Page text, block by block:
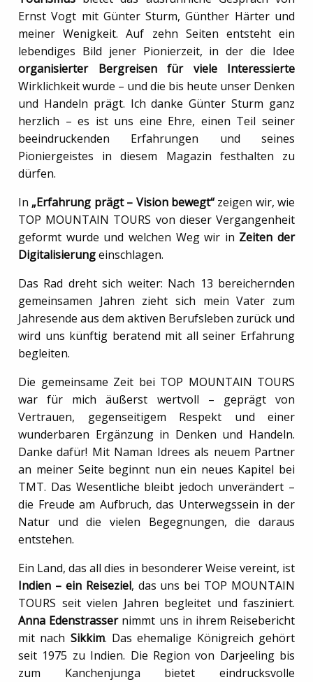
Ernst Vogt mit Günter Sturm, Günther Härter und
meiner Wenigkeit. Auf zehn Seiten entsteht ein
lebendiges Bild jener Pionierzeit, in der die Idee
organisierter Bergreisen für viele Interessierte
Wirklichkeit wurde – und die bis heute unser Denken
und Handeln prägt. Ich danke Günter Sturm ganz
herzlich – es ist uns eine Ehre, einen Teil seiner
beeindruckenden Erfahrungen und seines
Pioniergeistes in diesem Magazin festhalten zu
dürfen.
In „Erfahrung prägt – Vision bewegt“zeigen wir, wie
TOP MOUNTAIN TOURS von dieser Vergangenheit
geformt wurde und welchen Weg wir in Zeiten der
Digitalisierungeinschlagen.
Das Rad dreht sich weiter: Nach 13 bereichernden
gemeinsamen Jahren zieht sich mein Vater zum
Jahresende aus dem aktiven Berufsleben zurück und
wird uns künftig beratend mit all seiner Erfahrung
begleiten.
Die gemeinsame Zeit bei TOP MOUNTAIN TOURS
war für mich äußerst wertvoll – geprägt von
Vertrauen, gegenseitigem Respekt und einer
wunderbaren Ergänzung in Denken und Handeln.
Danke dafür! Mit Naman Idrees als neuem Partner
an meiner Seite beginnt nun ein neues Kapitel bei
TMT. Das Wesentliche bleibt jedoch unverändert –
die Freude am Aufbruch, das Unterwegssein in der
Natur und die vielen Begegnungen, die daraus
entstehen.
Ein Land, das all dies in besonderer Weise vereint, ist
Indien – ein Reiseziel, das uns bei TOP MOUNTAIN
TOURS seit vielen Jahren begleitet und fasziniert.
Anna Edenstrassernimmt uns in ihrem Reisebericht
mit nach Sikkim. Das ehemalige Königreich gehört
seit 1975 zu Indien. Die Region von Darjeeling bis
zum Kanchenjunga bietet eindrucksvolle